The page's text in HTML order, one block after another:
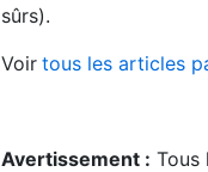
sûrs).
Voir tous les articles
Avertissement : Tous